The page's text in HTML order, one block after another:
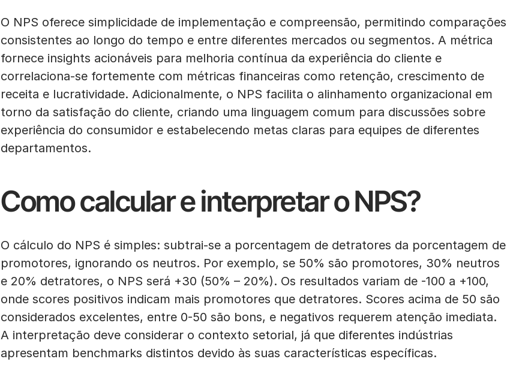
O NPS oferece simplicidade de implementação e compreensão, permitindo comparações
consistentes ao longo do tempo e entre diferentes mercados ou segmentos. A métrica
fornece insights acionáveis para melhoria contínua da experiência do cliente e
correlaciona-se fortemente com métricas financeiras como retenção, crescimento de
receita e lucratividade. Adicionalmente, o NPS facilita o alinhamento organizacional em
torno da satisfação do cliente, criando uma linguagem comum para discussões sobre
experiência do consumidor e estabelecendo metas claras para equipes de diferentes
departamentos.
Como calcular e interpretar o NPS?
O cálculo do NPS é simples: subtrai-se a porcentagem de detratores da porcentagem de
promotores, ignorando os neutros. Por exemplo, se 50% são promotores, 30% neutros
e 20% detratores, o NPS será +30 (50% – 20%). Os resultados variam de -100 a +100,
onde scores positivos indicam mais promotores que detratores. Scores acima de 50 são
considerados excelentes, entre 0-50 são bons, e negativos requerem atenção imediata.
A interpretação deve considerar o contexto setorial, já que diferentes indústrias
apresentam benchmarks distintos devido às suas características específicas.